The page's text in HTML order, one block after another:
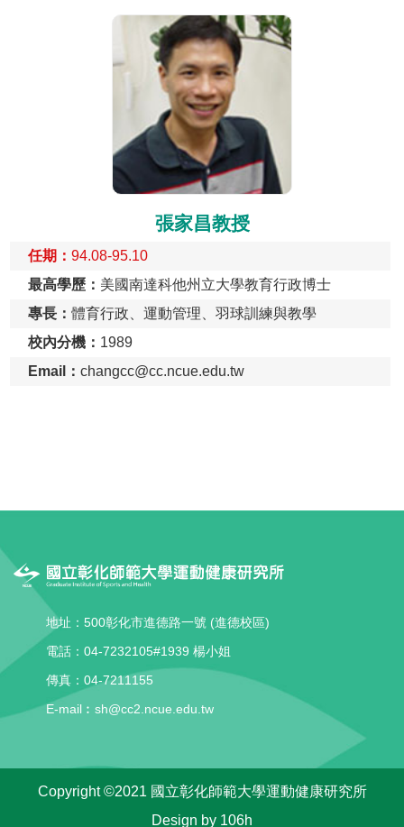
張家昌教授
任期： 94.08-95.10
最高學歷： 美國南達科他州立大學教育行政博士
專長： 體育行政、運動管理、羽球訓練與教學
校內分機： 1989
Email： changcc@cc.ncue.edu.tw
地址：500彰化市進德路一號 (進德校區)
電話：04-7232105#1939 楊小姐
傳真：04-7211155
E-mail︰sh@cc2.ncue.edu.tw
Copyright ©2021 國立彰化師範大學運動健康研究所
Design by 106h